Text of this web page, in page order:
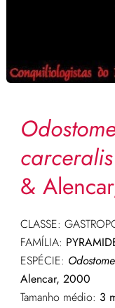
carceralis
&
CLASSE:
FAMÍLIA:
ESPÉCIE:
Alencar, 2000
Tamanho médio: 3